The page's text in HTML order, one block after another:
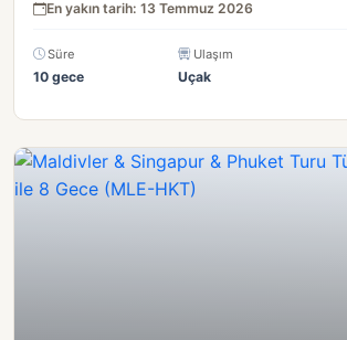
En yakın tarih: 13 Temmuz 2026
Süre
10 gece
Ulaşım
Uçak